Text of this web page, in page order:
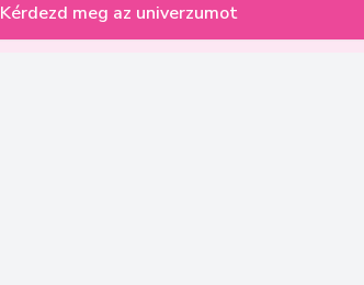
Kérdezd meg az univerzumot